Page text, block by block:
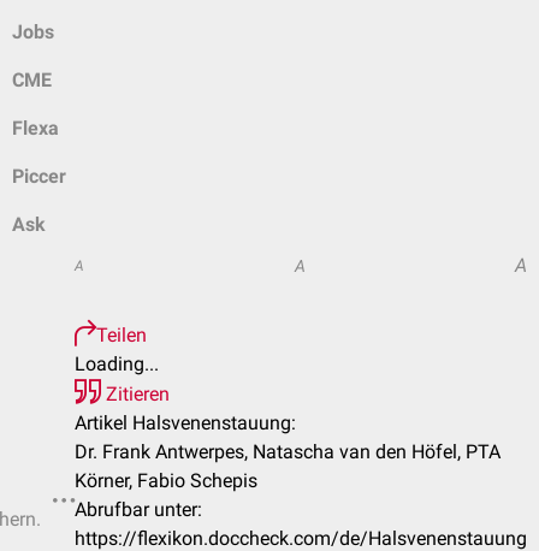
Jobs
CME
Flexa
Piccer
Ask
A A A
Teilen
Loading...
Zitieren
Artikel Halsvenenstauung:
Dr. Frank Antwerpes, Natascha van den Höfel, PTA
Körner, Fabio Schepis
Abrufbar unter:
https://flexikon.doccheck.com/de/Halsvenenstauung